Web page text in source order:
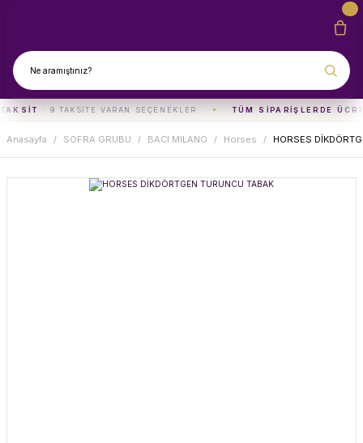
· 9 TAKSITE VARAN SEÇENEKLER TÜM SIPARIŞLERDE
Anasayfa SOFRA GRUBU BACI MILANO Horses HORSES